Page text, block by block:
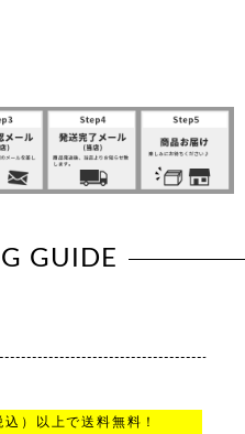
GUIDE
）以上で送料無料！